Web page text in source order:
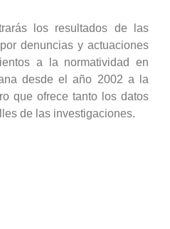
los resultados de las
denuncias y actuaciones
a la normatividad en
desde el año 2002 a la
que ofrece tanto los datos
de las investigaciones.